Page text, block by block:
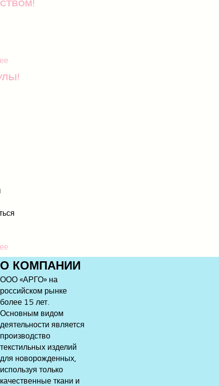
О КОМПАНИИ
ООО «АРГО» на
российском рынке
более 15 лет.
Основным видом
деятельности является
производство
текстильных изделий
для новорожденных,
используя только
качественные ткани и